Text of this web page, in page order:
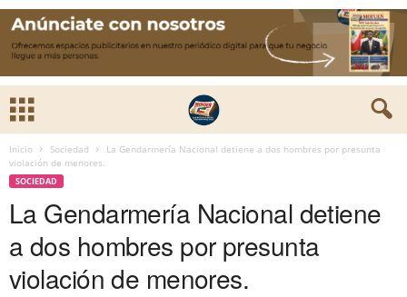
Inicio Sociedad
La Gendarmería Nacional detiene a dos hombres por presunta
violación de menores.
SOCIEDAD
La Gendarmería Nacional detiene
a dos hombres por presunta
violación de menores.